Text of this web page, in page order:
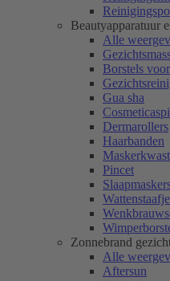
Beautyapparatuur
Alle
Borstels
Gua sha
Dermarollers
Haarbanden
Pincet
Zonnebrand
Alle
Aftersun